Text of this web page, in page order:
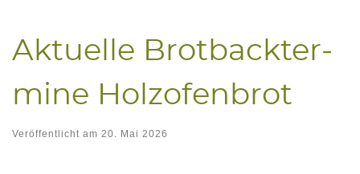
Aktu­el­le Brot­back­ter­
mi­ne Holzofenbrot
Veröffentlicht am 20. Mai 2026